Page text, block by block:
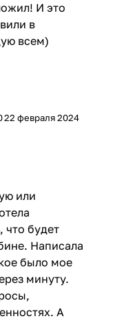
И это
в
всем)
22 февраля 2024
или
что будет
Написала
было мое
минуту.
А